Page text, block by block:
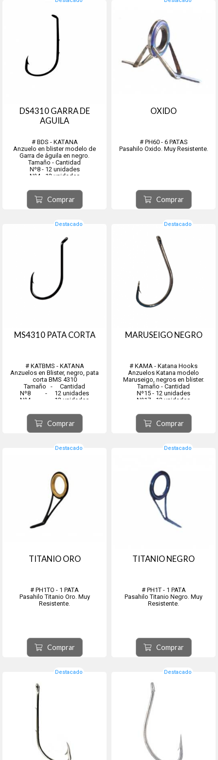
DS4310 GARRA DE
AGUILA
# BDS - KATANA
Anzuelo en blister modelo de
Garra de águila en negro.
Tamaño - Cantidad
Nº8 - 12 unidades
Nº4 - 12 unidades
Nº1/0 - 12 unidades
Nº2/0 - 12 unidades
Nº3/0 - 12 unidades
Nº5/0 - ...
Comprar
OXIDO
# PH60 - 6 PATAS
Pasahilo Oxido. Muy Resistente.
Comprar
Destacado
MS4310 PATA CORTA
# KATBMS - KATANA
Anzuelos en Blister, negro, pata
corta BMS 4310
Tamaño - Cantidad
Nº8 - 12 unidades
Nº4 - 12 unidades
Nº1/0 - 12 unidades
Nº2/0 - 12 unidades
Nº3/0 - 12 unidades
Nº5/0 - ...
Comprar
Destacado
MARUSEIGO NEGRO
# KAMA - Katana Hooks
Anzuelos Katana modelo
Maruseigo, negros en blister.
Tamaño - Cantidad
Nº15 - 12 unidades
Nº17 - 12 unidades
Nº20 - 12 unidades
Nº22 - 12 unidades
Nº24 - 6 unidades
Comprar
Destacado
TITANIO ORO
# PH1TO - 1 PATA
Pasahilo Titanio Oro. Muy
Resistente.
Comprar
Destacado
TITANIO NEGRO
# PH1T - 1 PATA
Pasahilo Titanio Negro. Muy
Resistente.
Comprar
Destacado Destacado